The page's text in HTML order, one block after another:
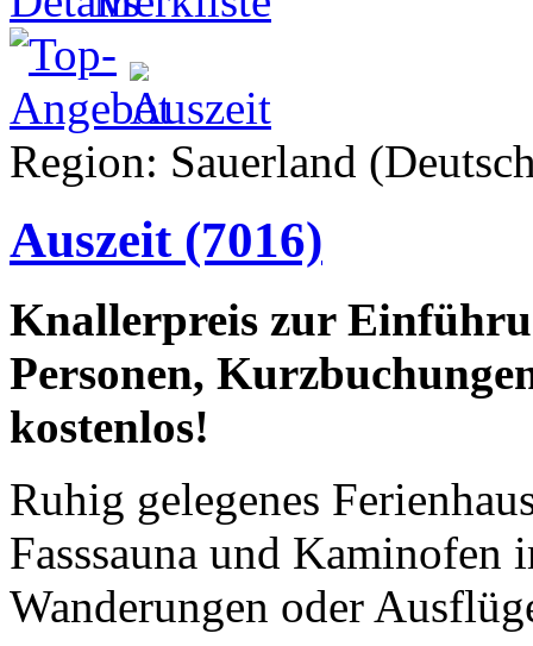
Region: Sauerland
Auszeit (7016)
Knallerpreis zur
Personen,
kostenlos!
Ruhig gelegenes
Fasssauna und
Wanderungen oder